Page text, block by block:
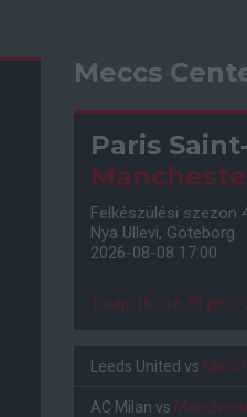
Meccs
Paris
Felkészülési szezon
Nya Ullevi, Göteborg
2026-08-08 17:00
1 nap 16 óra 38 perc
Leeds United vs
AC Milan vs